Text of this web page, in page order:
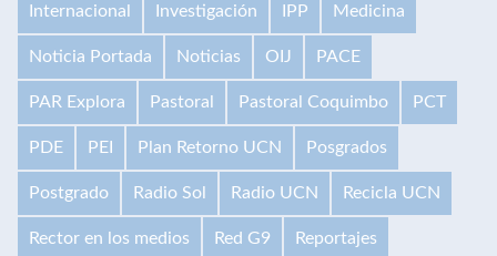
Internacional Investigación IPP Medicina
Noticia Portada Noticias OIJ PACE
PAR Explora Pastoral Pastoral Coquimbo PCT
PDE PEI Plan Retorno UCN Posgrados
Postgrado Radio Sol Radio UCN Recicla UCN
Rector en los medios Red G9 Reportajes